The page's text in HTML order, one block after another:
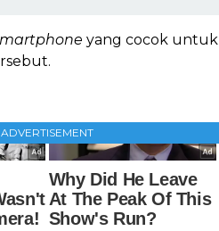
yang cocok untuk
ADVERTISEMENT